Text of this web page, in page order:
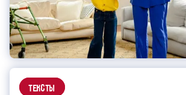
Тексты